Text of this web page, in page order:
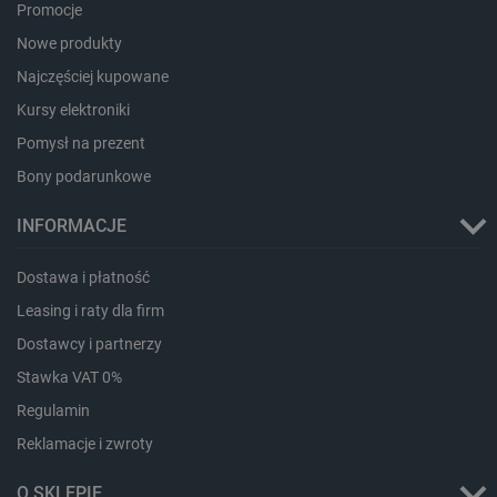
Promocje
Nowe produkty
Najczęściej kupowane
Kursy elektroniki
Pomysł na prezent
Bony podarunkowe
INFORMACJE
Dostawa i płatność
Leasing i raty dla firm
Dostawcy i partnerzy
Stawka VAT 0%
Regulamin
Reklamacje i zwroty
O SKLEPIE
_smvs